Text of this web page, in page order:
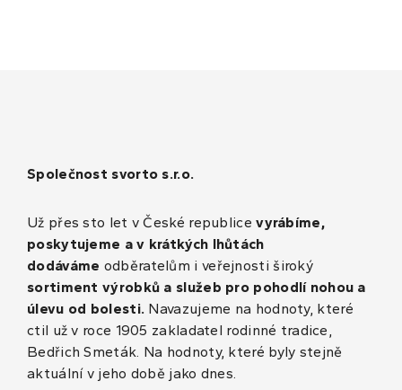
Společnost svorto s.r.o.
Už přes sto let v České republicevyrábíme,
poskytujeme a v krátkých lhůtách
dodáváme odběratelům i veřejnosti široký
sortiment výrobků a služeb pro pohodlí nohou a
úlevu od bolesti. Navazujeme na hodnoty, které
ctil už v roce 1905 zakladatel rodinné tradice,
Bedřich Smeták. Na hodnoty, které byly stejně
aktuální v jeho době jako dnes.